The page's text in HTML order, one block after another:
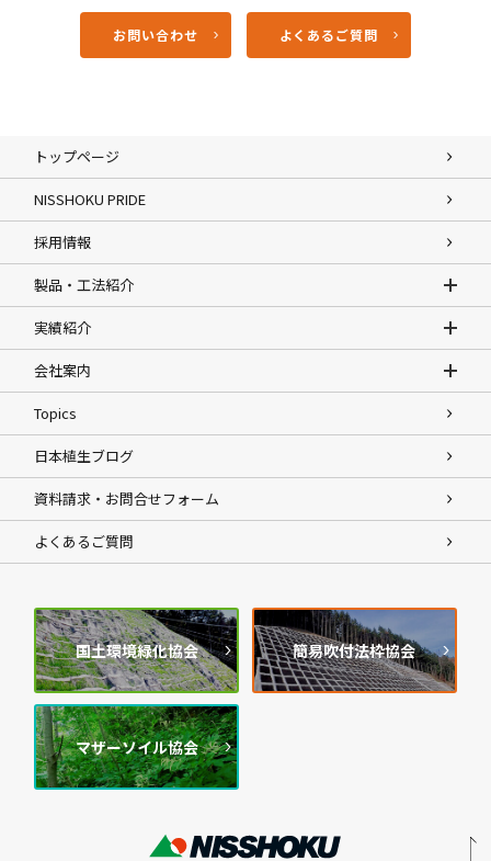
お問い合わせ よくあるご質問
トップページ
NISSHOKU PRIDE
採用情報
製品・工法紹介
実績紹介
会社案内
Topics
日本植生ブログ
資料請求・お問合せフォーム
よくあるご質問
国土環境緑化協会 簡易吹付法枠協会
マザーソイル協会